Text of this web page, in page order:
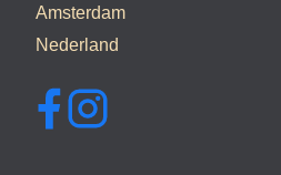
Amsterdam
Nederland